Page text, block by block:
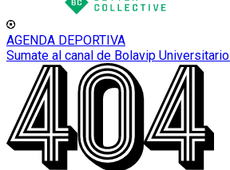
AGENDA DEPORTIVA
Sumate al canal de Bolavip Universitario